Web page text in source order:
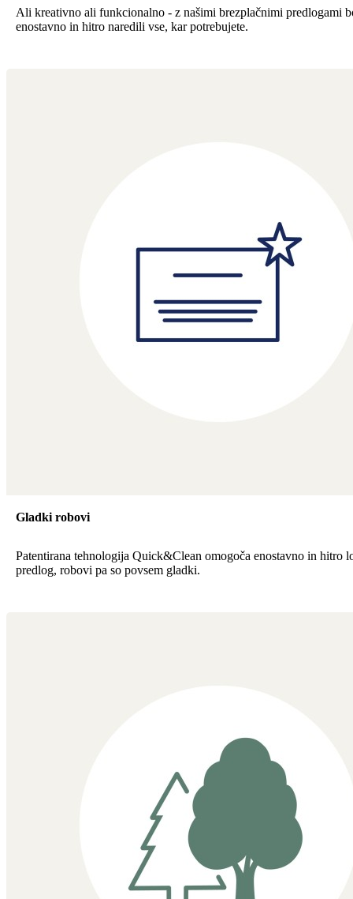
Ali kreativno ali funkcionalno - z našimi brezplačnimi predlogami
enostavno in hitro naredili vse, kar potrebujete.
Gladki robovi
Patentirana tehnologija Quick&Clean omogoča enostavno in hitro
predlog, robovi pa so povsem gladki.